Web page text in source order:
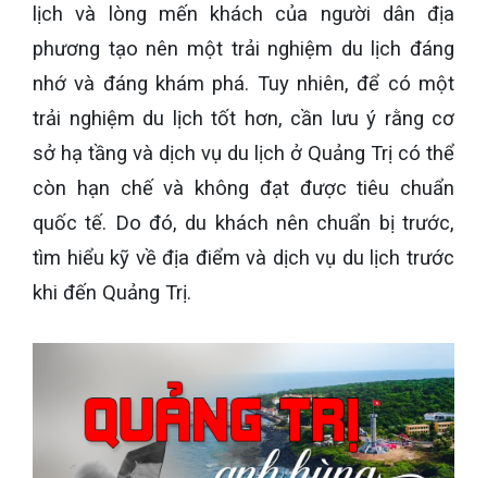
lịch và lòng mến khách của người dân địa
phương tạo nên một trải nghiệm du lịch đáng
nhớ và đáng khám phá. Tuy nhiên, để có một
trải nghiệm du lịch tốt hơn, cần lưu ý rằng cơ
sở hạ tầng và dịch vụ du lịch ở Quảng Trị có thể
còn hạn chế và không đạt được tiêu chuẩn
quốc tế. Do đó, du khách nên chuẩn bị trước,
tìm hiểu kỹ về địa điểm và dịch vụ du lịch trước
khi đến Quảng Trị.